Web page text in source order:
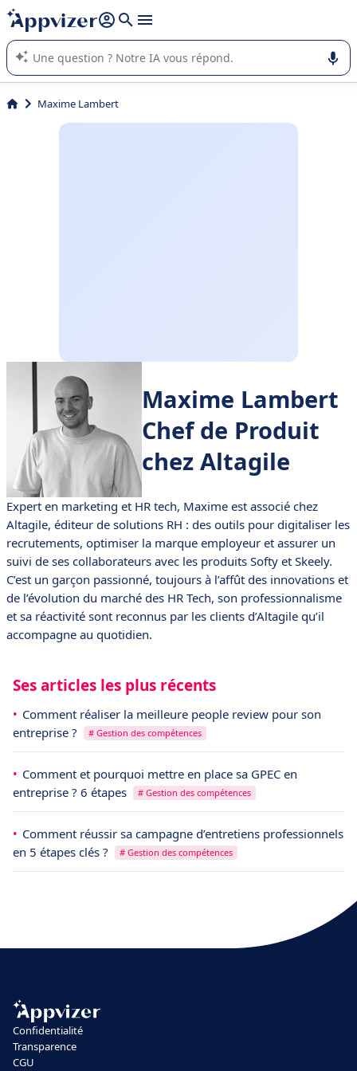
répondre (plusieurs lignes avec
L'IA de Appvizer vous guide dans l'utilisation ou la sélection de
logiciel SaaS en entreprise.
Maxime Lambert
Maxime Lambert
Chef de Produit
chez Altagile
Expert en marketing et HR tech, Maxime est associé chez
Altagile, éditeur de solutions RH : des outils pour digitaliser les
recrutements, optimiser la marque employeur et assurer un
suivi de ses collaborateurs avec les produits Softy et Skeely.
C’est un garçon passionné, toujours à l’affût des innovations et
de l’évolution du marché des HR Tech, son professionnalisme
et sa réactivité sont reconnus par les clients d’Altagile qu’il
accompagne au quotidien.
Ses articles les plus récents
Comment réaliser la meilleure people review pour son
entreprise ?
# Gestion des compétences
Comment et pourquoi mettre en place sa GPEC en
entreprise ? 6 étapes
# Gestion des compétences
Comment réussir sa campagne d’entretiens professionnels
en 5 étapes clés ?
# Gestion des compétences
Confidentialité
Transparence
CGU